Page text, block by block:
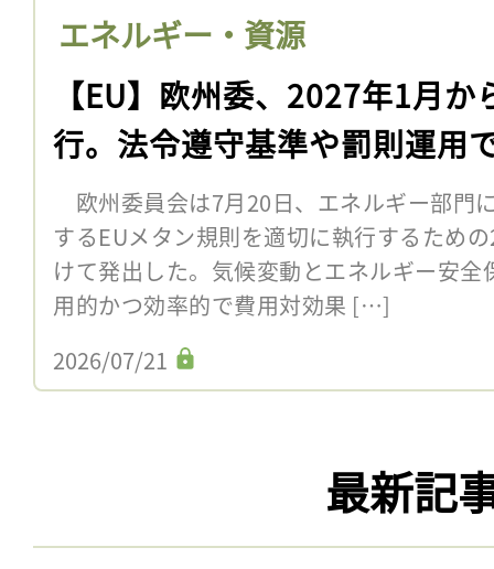
エネルギー・資源
【EU】欧州委、2027年1月
行。法令遵守基準や罰則運用
欧州委員会は7月20日、エネルギー部門
するEUメタン規則を適切に執行するため
けて発出した。気候変動とエネルギー安
用的かつ効率的で費用対効果 […]
2026/07/21
最新記